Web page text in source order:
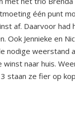
één punt
af. Daarvoor
Ook Jennieke en
nodige weerstand
winst naar huis.
staan ze fier op